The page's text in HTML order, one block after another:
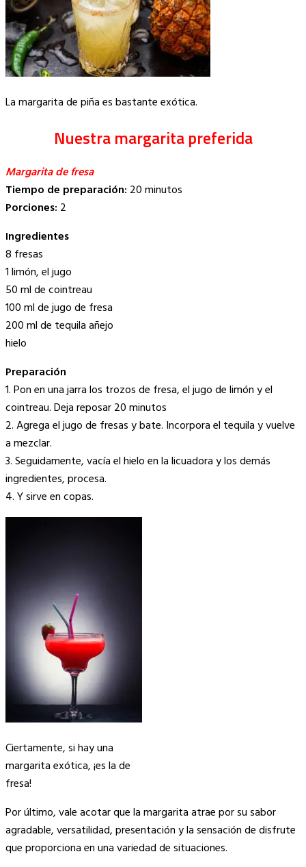
La margarita de piña es bastante exótica.
Nuestra margarita preferida
Margarita de fresa
Tiempo de preparación: 20 minutos
Porciones: 2
Ingredientes
8 fresas
1 limón, el jugo
50 ml de cointreau
100 ml de jugo de fresa
200 ml de tequila añejo
hielo
Preparación
1. Pon en una jarra los trozos de fresa, el jugo de limón y el
cointreau. Deja reposar 20 minutos
2. Agrega el jugo de fresas y bate. Incorpora el tequila y vuelve
a mezclar.
3. Seguidamente, vacía el hielo en la licuadora y los demás
ingredientes, procesa.
4. Y sirve en copas.
Ciertamente, si hay una
margarita exótica, ¡es la de
fresa!
Por último, vale acotar que la margarita atrae por su sabor
agradable, versatilidad, presentación y la sensación de disfrute
que proporciona en una variedad de situaciones.